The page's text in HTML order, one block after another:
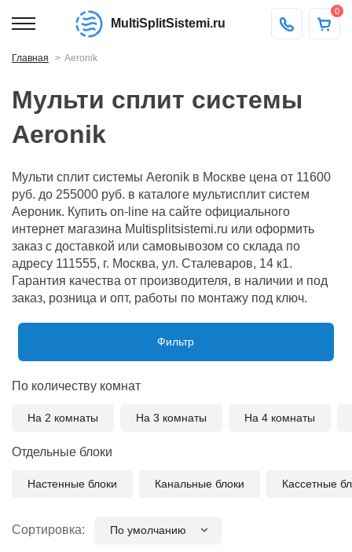
MultiSplitSistemi.ru
0
Главная Aeronik
Мульти сплит системы
Aeronik
Мульти сплит системы Aeronik в Москве цена от 11600
руб. до 255000 руб. в каталоге мультисплит систем
Аероник. Купить on-line на сайте официального
интернет магазина Multisplitsistemi.ru или оформить
заказ с доставкой или самовывозом со склада по
адресу 111555, г. Москва, ул. Сталеваров, 14 к1.
Гарантия качества от производителя, в наличии и под
заказ, розница и опт, работы по монтажу под ключ.
Фильтр
По количеству комнат
На 2 комнаты На 3 комнаты На 4 комнаты
Отдельные блоки
Настенные блоки Канальные блоки Кассетные
Сортировка: По умолчанию